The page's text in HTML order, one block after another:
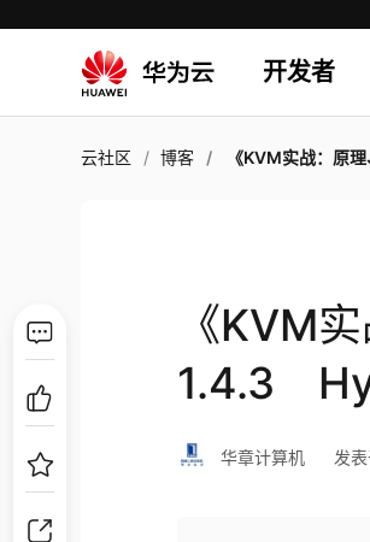
开发者
云社区 博客 《KVM实战：原理、
《KVM
1.4.3
华章计算机 发